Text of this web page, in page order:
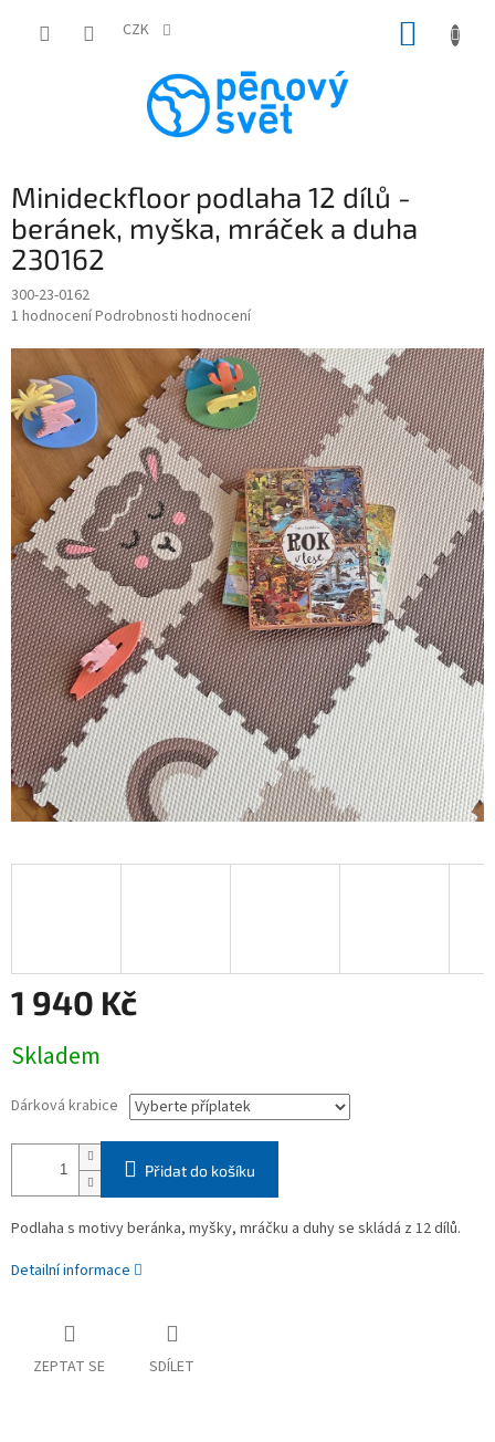
CZK
Minideckfloor podlaha 12 dílů -
beránek, myška, mráček a duha
230162
300-23-0162
Průměrné
je
5,0
z
5
hvězdiček.
1 hodnoceníPodrobnosti hodnocení
1 940 Kč
cena:
Skladem
Dárková krabice
Přidat do košíku
Podlaha s motivy beránka, myšky, mráčku a duhy se skládá z 12 dílů.
Detailní informace
ZEPTAT SE SDÍLET